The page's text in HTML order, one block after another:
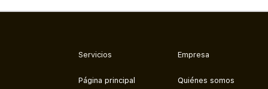
Servicios
Página principal
Empresa
Quiénes somos